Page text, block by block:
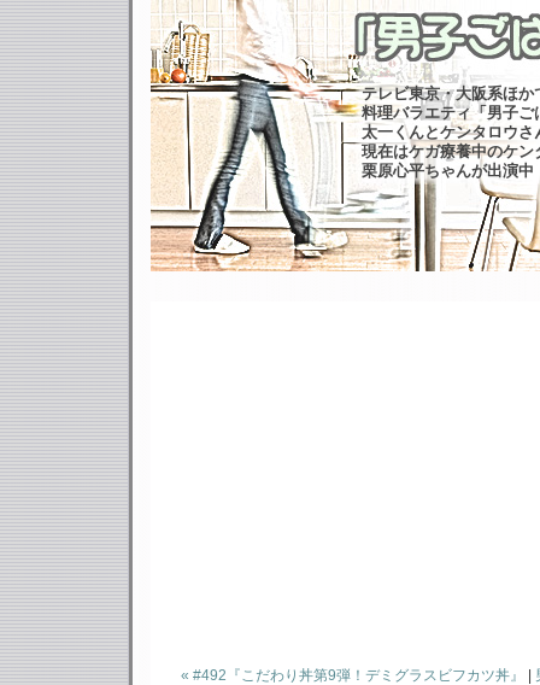
テレビ東京・大阪系ほか
料理バラエティ「男子ご
太一くんとケンタロウ
現在はケガ療養中のケン
栗原心平ちゃんが出演中
« #492『こだわり丼第9弾！デミグラスビフカツ丼』